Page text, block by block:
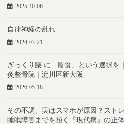
2025-10-06
自律神経の乱れ
2024-03-21
ぎっくり腰 に「断食」という選択を
灸整骨院｜淀川区新大阪
2026-05-18
その不調、実はスマホが原因？スト
睡眠障害までを招く『現代病』の正